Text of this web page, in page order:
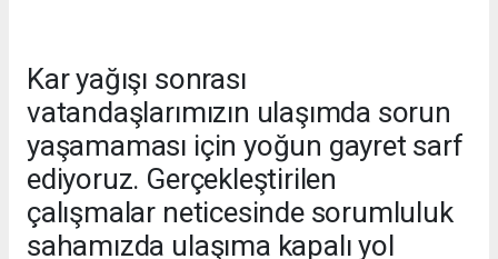
Kar yağışı sonrası
vatandaşlarımızın ulaşımda sorun
yaşamaması için yoğun gayret sarf
ediyoruz. Gerçekleştirilen
çalışmalar neticesinde sorumluluk
sahamızda ulaşıma kapalı yol